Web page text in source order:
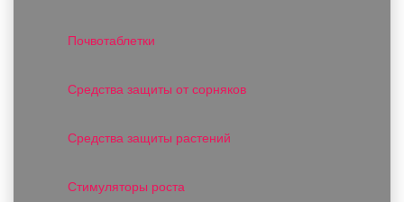
Почвотаблетки
Средства защиты от сорняков
Средства защиты растений
Стимуляторы роста